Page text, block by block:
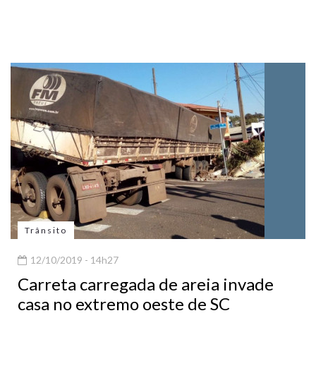
Trânsito
12/10/2019 - 14h27
Carreta carregada de areia invade
casa no extremo oeste de SC